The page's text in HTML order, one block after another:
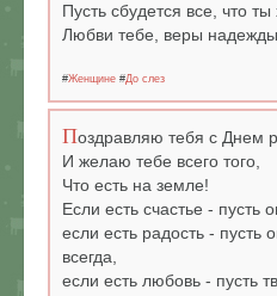
Пусть сбудется все, что
Любви тебе, веры
#Женщине #До слез
Поздравляю тебя с Днем
И желаю тебе всего того,
Что есть на земле!
Если есть счастье - пусть
если есть радость - пусть
всегда,
если есть любовь - пусть